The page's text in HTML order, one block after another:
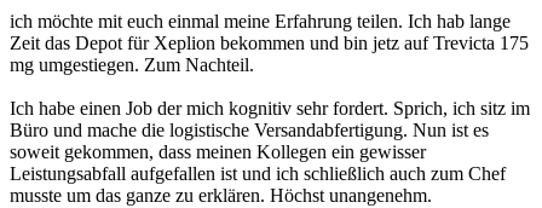
ich möchte mit euch einmal meine Erfahrung teilen. Ich hab lange
Zeit das Depot für Xeplion bekommen und bin jetz auf Trevicta 175
mg umgestiegen. Zum Nachteil.
Ich habe einen Job der mich kognitiv sehr fordert. Sprich, ich sitz im
Büro und mache die logistische Versandabfertigung. Nun ist es
soweit gekommen, dass meinen Kollegen ein gewisser
Leistungsabfall aufgefallen ist und ich schließlich auch zum Chef
musste um das ganze zu erklären. Höchst unangenehm.